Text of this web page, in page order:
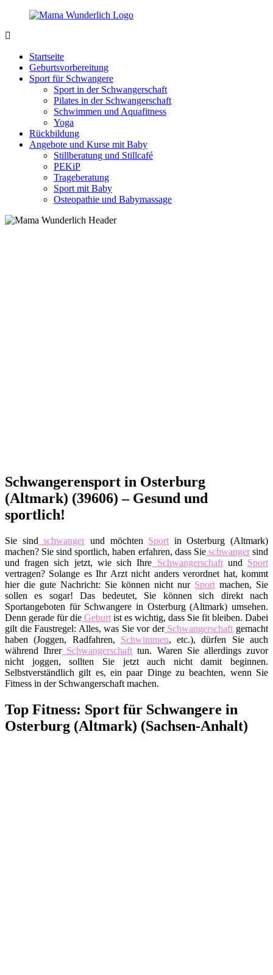
Zurück
Inhalt
sein
wunderbar!
Startseite
Geburtsvorbereitung
Sport für Schwangere
Sport in der Schwangerschaft
Pilates in der Schwangerschaft
Schwimmen und Aquafitness
Yoga
Rückbildung
Angebote und Kurse mit Baby
Stillberatung und Stillcafé
PEKiP
Trageberatung
Sport mit Baby
Osteopathie und Babymassage
Schwangerensport in Osterburg
(Altmark) (39606) – Gesund und
sportlich!
Sie sind schwangerund möchten Sport in Osterburg (Altmark)
machen? Sie sind sportlich, haben erfahren, dass Sieschwangersind
und fragen sich jetzt, wie sich Ihre Schwangerschaftund Sport
vertragen? Solange es Ihr Arzt nicht anders verordnet hat, kommt
hier die gute Nachricht: Sie können nicht nur Sport machen, Sie
sollen es sogar! Das bedeutet, Sie können sich direkt nach
Sportangeboten für Schwangere in Osterburg (Altmark) umsehen.
Denn gerade für die Geburt ist es wichtig, dass Sie fit bleiben. Dabei
gilt die Faustregel: Alles, was Sie vor derSchwangerschaft gemacht
haben (Joggen, Radfahren, Schwimmen, etc.), dürfen Sie auch
während IhrerSchwangerschaft tun. Waren Sie allerdings zuvor
nicht joggen, sollten Sie jetzt auch nicht damit beginnen.
Selbstverständlich gilt es, ein paar Dinge zu beachten, wenn Sie
Fitness in der Schwangerschaft machen.
Top Fitness: Sport für Schwangere in
Osterburg (Altmark) (Sachsen-Anhalt)